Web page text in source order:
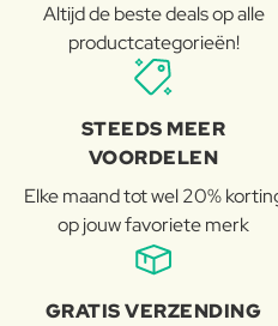
Altijd de beste deals op alle
productcategorieën!
STEEDS MEER
VOORDELEN
Elke maand tot wel 20%
op jouw favoriete merk
GRATIS VERZENDING